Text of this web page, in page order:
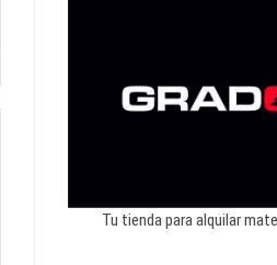
Tu tienda para alquilar